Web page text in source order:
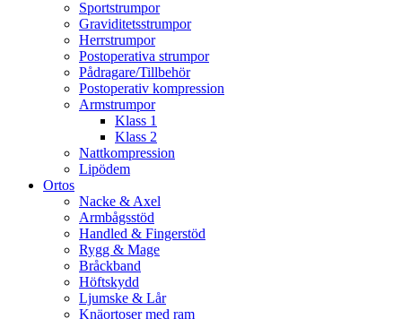
Sportstrumpor
Graviditetsstrumpor
Herrstrumpor
Postoperativa strumpor
Pådragare/Tillbehör
Postoperativ kompression
Armstrumpor
Klass 1
Klass 2
Nattkompression
Lipödem
Ortos
Nacke & Axel
Armbågsstöd
Handled & Fingerstöd
Rygg & Mage
Bråckband
Höftskydd
Ljumske & Lår
Knäortoser med ram